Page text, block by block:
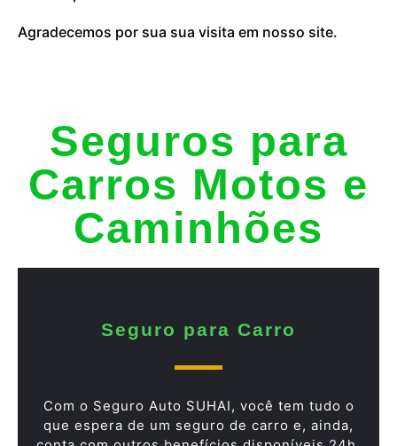
Agradecemos por sua sua visita em nosso site.
Seguros para
Carros Motos e
Caminhões
Seguro para Carro
Com o Seguro Auto SUHAI, você tem tudo o
que espera de um seguro de carro e, ainda,